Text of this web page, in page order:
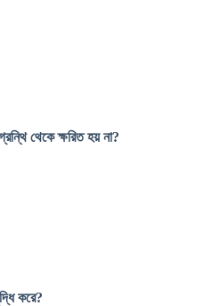
থেকে ক্ষরিত হয় না?
করে?